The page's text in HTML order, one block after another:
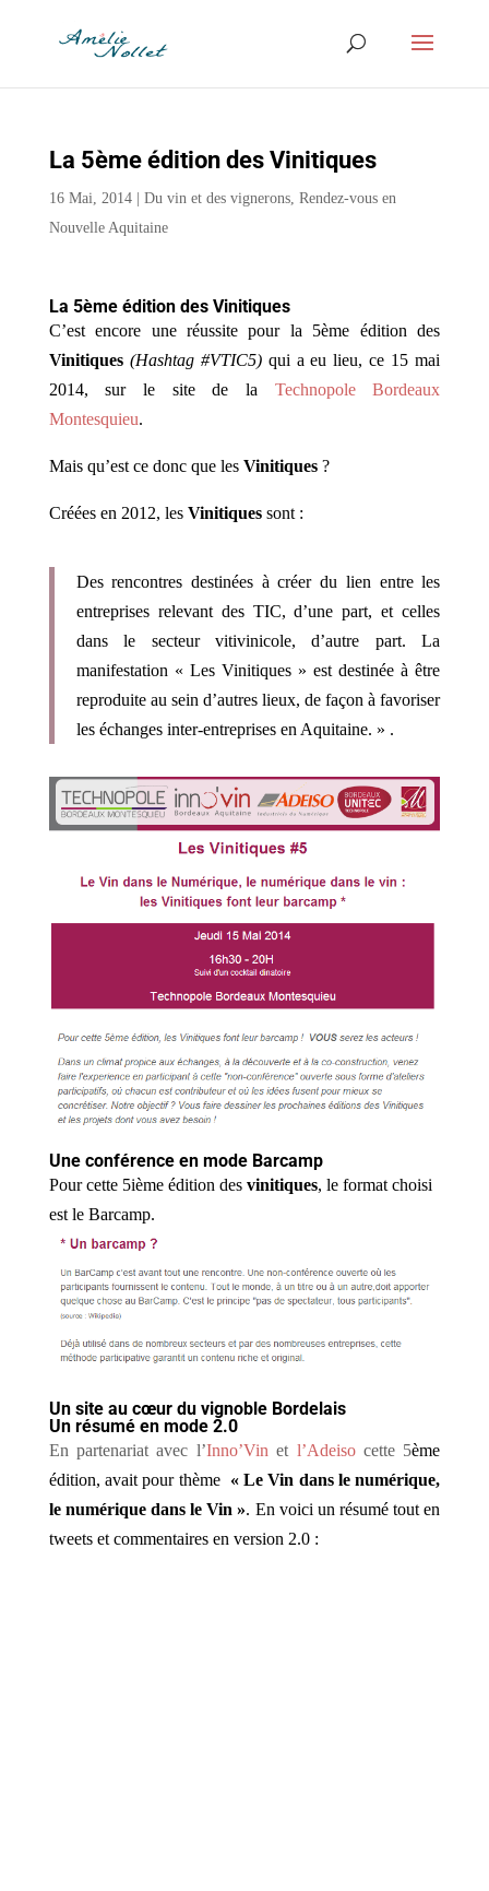
La 5ème édition des Vinitiques
16 Mai, 2014| Du vin et des vignerons, Rendez-vous en
Nouvelle Aquitaine
La 5ème édition des Vinitiques
C’est encore une réussite pour la 5ème édition des
Vinitiques (Hashtag #VTIC5)qui a eu lieu, ce 15 mai
2014, sur le site de la Technopole Bordeaux
Montesquieu.
Mais qu’est ce donc que les Vinitiques?
Créées en 2012, les Vinitiquessont :
Des rencontres destinées à créer du lien entre les
entreprises relevant des TIC, d’une part, et celles
dans le secteur vitivinicole, d’autre part. La
manifestation « Les Vinitiques » est destinée à être
reproduite au sein d’autres lieux, de façon à favoriser
les échanges inter-entreprises en Aquitaine. » .
Une conférence en mode Barcamp
Pour cette 5ième édition des vinitiques, le format choisi
est le Barcamp.
Un site au cœur du vignoble Bordelais
Un résumé en mode 2.0
En partenariat avec l’Inno’Vin et l’Adeisocette 5ème
édition, avait pour thème « Le Vin dans le numérique,
le numérique dans le Vin ». En voici un résumé tout en
tweets et commentaires en version 2.0 :